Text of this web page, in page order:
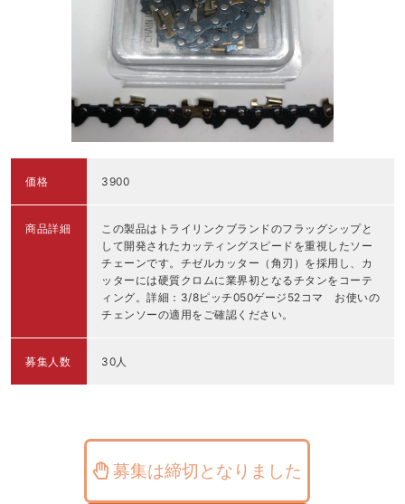
価格 3900
商品詳細
この製品はトライリンクブランドのフラッグシップと
して開発されたカッティングスピードを重視したソー
チェーンです。チゼルカッター（角刃）を採用し、カ
ッターには硬質クロムに業界初となるチタンをコーテ
ィング。詳細：3/8ピッチ050ゲージ52コマ お使いの
チェンソーの適用をご確認ください。
募集人数 30人
募集は締切となりました